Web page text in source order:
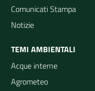
Comunicati Stampa
Notizie
TEMI AMBIENTALI
Acque interne
Agrometeo